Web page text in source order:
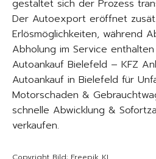
gestaltet sich der Prozess
Der Autoexport eröffnet
Erlösmöglichkeiten, während
Abholung im Service
Autoankauf Bielefeld – KFZ
Autoankauf in Bielefeld für
Motorschaden &
schnelle Abwicklung &
verkaufen.